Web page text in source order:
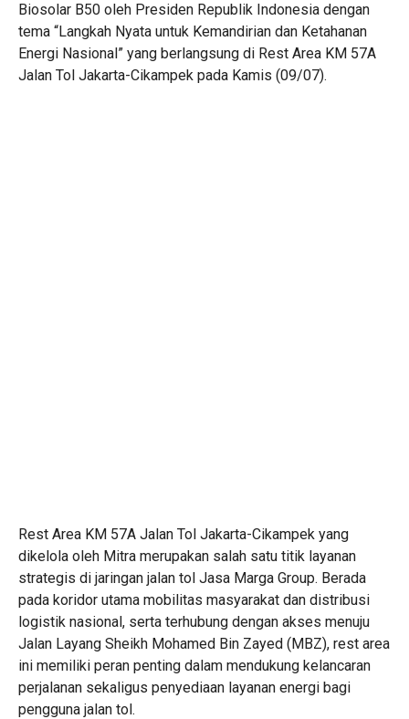
Biosolar B50 oleh Presiden Republik Indonesia dengan
tema “Langkah Nyata untuk Kemandirian dan Ketahanan
Energi Nasional” yang berlangsung di Rest Area KM 57A
Jalan Tol Jakarta-Cikampek pada Kamis (09/07).
Rest Area KM 57A Jalan Tol Jakarta-Cikampek yang
dikelola oleh Mitra merupakan salah satu titik layanan
strategis di jaringan jalan tol Jasa Marga Group. Berada
pada koridor utama mobilitas masyarakat dan distribusi
logistik nasional, serta terhubung dengan akses menuju
Jalan Layang Sheikh Mohamed Bin Zayed (MBZ), rest area
ini memiliki peran penting dalam mendukung kelancaran
perjalanan sekaligus penyediaan layanan energi bagi
pengguna jalan tol.